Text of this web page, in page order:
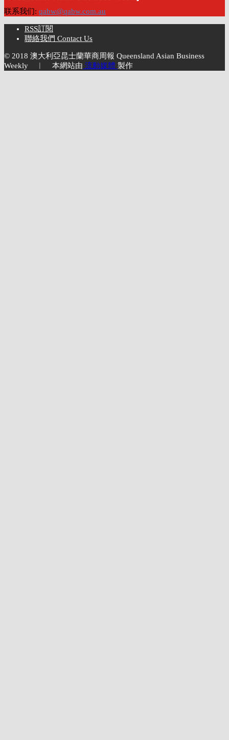
联系我们: qabw@qabw.com.au
RSS訂閱
聯絡我們 Contact Us
© 2018 澳大利亞昆士蘭華商周報 Queensland Asian Business
Weekly ︱ 本網站由 流動媒體 製作